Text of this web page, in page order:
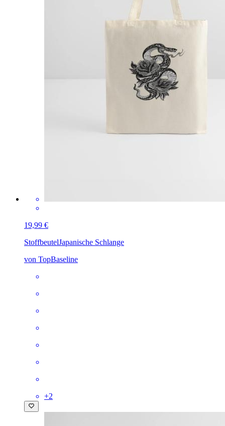
19,99 €
StoffbeutelJapanische Schlange
von TopBaseline
+2